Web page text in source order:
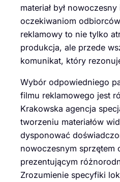
materiał był
oczekiwaniom
reklamowy to nie tylko
produkcja, ale przede
komunikat, który
Wybór odpowiedniego
filmu reklamowego jest
Krakowska agencja
tworzeniu materiałów
dysponować
nowoczesnym sprzętem
prezentującym
Zrozumienie specyfiki